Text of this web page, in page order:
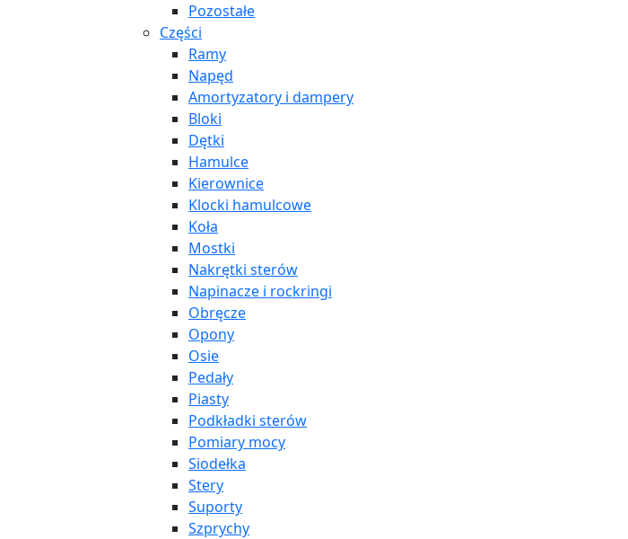
Pozostałe
Części
Ramy
Napęd
Amortyzatory i dampery
Bloki
Dętki
Hamulce
Kierownice
Klocki hamulcowe
Koła
Mostki
Nakrętki sterów
Napinacze i rockringi
Obręcze
Opony
Osie
Pedały
Piasty
Podkładki sterów
Pomiary mocy
Siodełka
Stery
Suporty
Szprychy